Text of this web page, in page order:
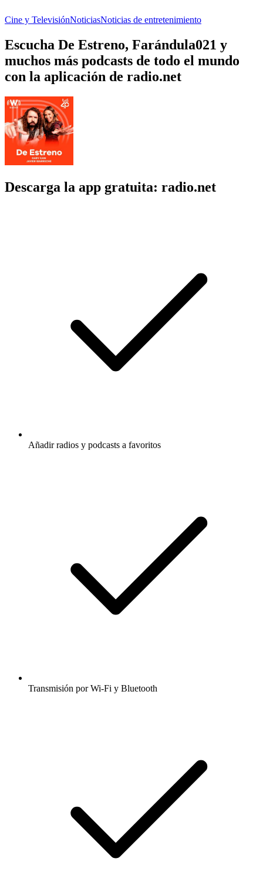
Cine y TelevisiónNoticiasNoticias de entretenimiento
Escucha De Estreno, Farándula021 y
muchos más podcasts de todo el mundo
con la aplicación de radio.net
Descarga la app gratuita: radio.net
Añadir radios y podcasts a favoritos
Transmisión por Wi-Fi y Bluetooth